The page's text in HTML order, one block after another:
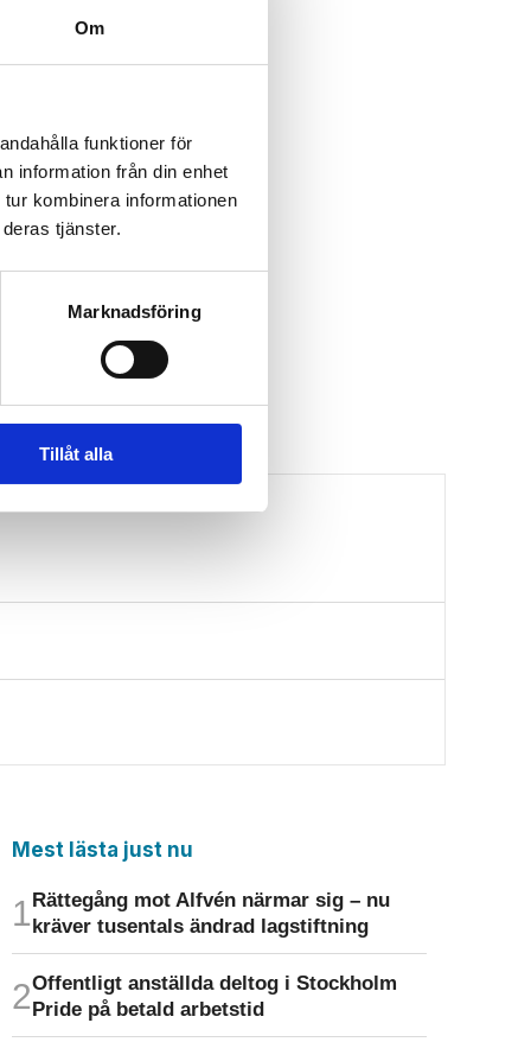
Om
funktioner för
information från din enhet
kombinera informationen
tjänster.
Marknadsföring
Tillåt alla
Mest lästa just nu
Rättegång mot Alfvén närmar sig – nu
kräver tusentals ändrad lagstiftning
Offentligt anställda deltog i Stockholm
Pride på betald arbetstid